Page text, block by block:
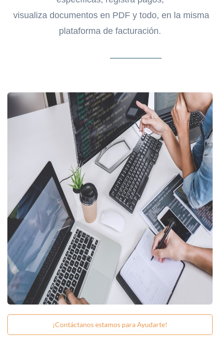
visualiza documentos en PDF y todo, en la misma
plataforma de facturación.
¡Contáctanos estamos para Ayudarte!